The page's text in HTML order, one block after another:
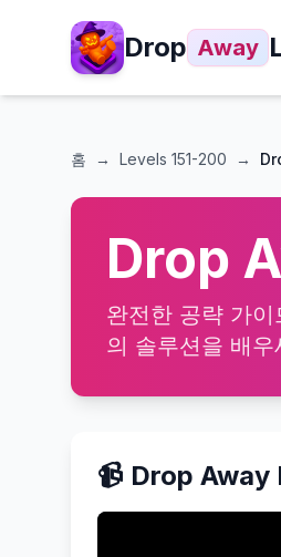
Drop Away
홈 → Levels 151-200 →
Drop
완전한 공략 가
의 솔루션을 배우
📹 Drop Away